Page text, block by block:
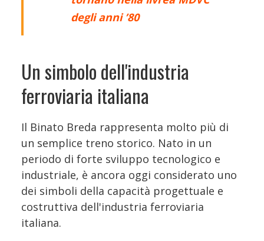
degli anni ’80
Un simbolo dell'industria
ferroviaria italiana
Il Binato Breda rappresenta molto più di
un semplice treno storico. Nato in un
periodo di forte sviluppo tecnologico e
industriale, è ancora oggi considerato uno
dei simboli della capacità progettuale e
costruttiva dell'industria ferroviaria
italiana.